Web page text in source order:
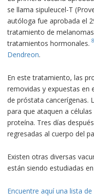
se llama sipuleucel-T
autóloga fue aprobada el
tratamiento de
tratamientos hormonales. 8
Dendreon.
En este tratamiento, las
removidas y expuestas en
de próstata cancerígenas.
para que ataquen a
proteína. Tres días
regresadas al cuerpo del
Existen otras diversas
están siendo estudiadas
Encuentre aquí una lista